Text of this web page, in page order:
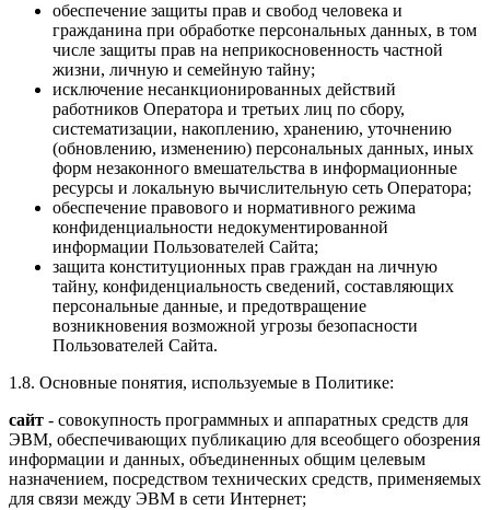
обеспечение защиты прав и свобод человека и
гражданина при обработке персональных данных, в том
числе защиты прав на неприкосновенность частной
жизни, личную и семейную тайну;
исключение несанкционированных действий
работников Оператора и третьих лиц по сбору,
систематизации, накоплению, хранению, уточнению
(обновлению, изменению) персональных данных, иных
форм незаконного вмешательства в информационные
ресурсы и локальную вычислительную сеть Оператора;
обеспечение правового и нормативного режима
конфиденциальности недокументированной
информации Пользователей Сайта;
защита конституционных прав граждан на личную
тайну, конфиденциальность сведений, составляющих
персональные данные, и предотвращение
возникновения возможной угрозы безопасности
Пользователей Сайта.
1.8. Основные понятия, используемые в Политике:
сайт - совокупность программных и аппаратных средств для
ЭВМ, обеспечивающих публикацию для всеобщего обозрения
информации и данных, объединенных общим целевым
назначением, посредством технических средств, применяемых
для связи между ЭВМ в сети Интернет;